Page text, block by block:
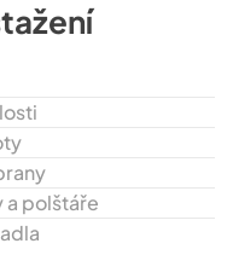
a polštáře